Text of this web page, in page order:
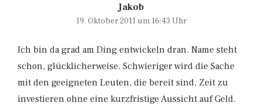
Jakob
19. Oktober 2011 um 16:43 Uhr
Ich bin da grad am Ding entwickeln dran. Name steht
schon, glücklicherweise. Schwieriger wird die Sache
mit den geeigneten Leuten, die bereit sind, Zeit zu
investieren ohne eine kurzfristige Aussicht auf Geld.